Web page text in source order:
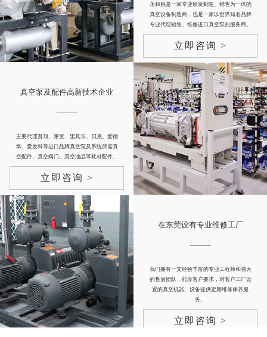
永和胜是一家专业研发制造、销售为一体的
真空设备制造商，也是一家以世界知名品牌
专业代理销售、维修进口真空泵的服务商。
立即咨询 >
真空泵及配件高新技术企业
主要代理普旭、莱宝、里其乐、贝克、爱德
华、爱发科等进口品牌真空泵及系统所需真
空配件、真空阀门、真空油品等耗材配件。
立即咨询 >
在东莞设有专业维修工厂
我们拥有一支经验丰富的专业工程师和强大
的售后团队，能应客户要求，对客户工厂设
置的真空机器、设备提供定期维修保养服
务。
立即咨询 >